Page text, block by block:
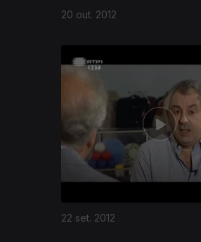
20 out. 2012
22 set. 2012